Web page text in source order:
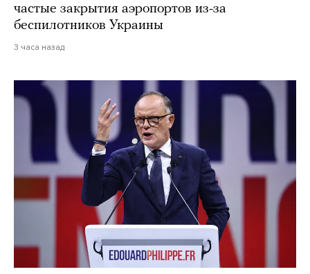
частые закрытия аэропортов из-за
беспилотников Украины
3 часа назад